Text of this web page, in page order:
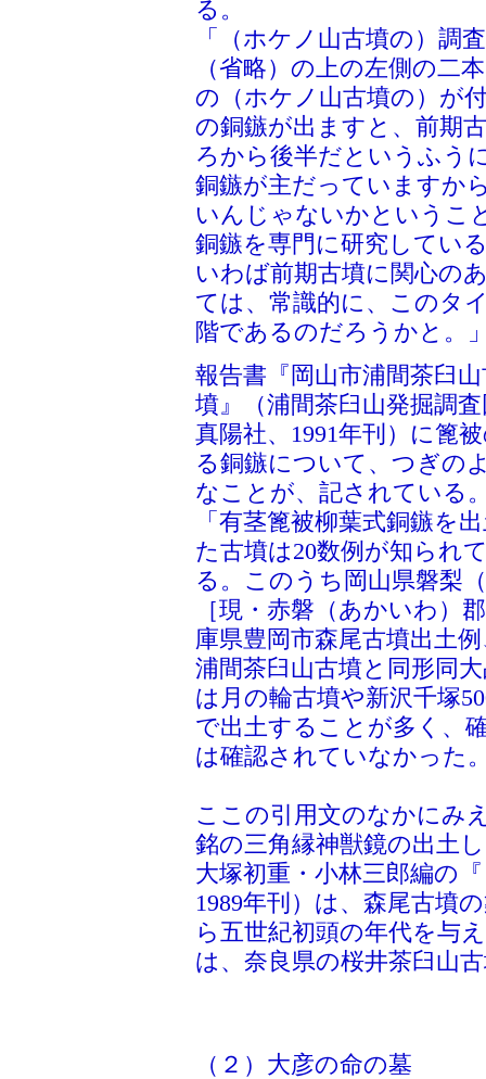
る。
「（ホケノ山古墳の）調
（省略）の上の左側の二
の（ホケノ山古墳の）が
の銅鏃が出ますと、前期
ろから後半だというふう
銅鏃が主だっていますか
いんじゃないかというこ
銅鏃を専門に研究してい
いわば前期古墳に関心の
ては、常識的に、このタ
階であるのだろうかと。
報告書『岡山市浦間茶臼
墳』（浦間茶臼山発掘調
真陽社、1991年刊）に篦
る銅鏃について、つぎの
なことが、記されている
「有茎篦被柳葉式銅鏃を
た古墳は20数例が知られ
る。このうち岡山県磐梨
［現・赤磐（あかいわ）
庫県豊岡市森尾古墳出土
浦間茶臼山古墳と同形同
は月の輪古墳や新沢千塚
で出土することが多く、
は確認されていなかった
ここの引用文のなかにみ
銘の三角縁神獣鏡の出土
大塚初重・小林三郎編の
1989年刊）は、森尾古墳
ら五世紀初頭の年代を与
は、奈良県の桜井茶臼山
（２）大彦の命の墓